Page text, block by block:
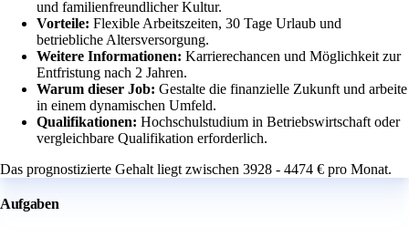
und familienfreundlicher Kultur.
Vorteile: Flexible Arbeitszeiten, 30 Tage Urlaub und
betriebliche Altersversorgung.
Weitere Informationen: Karrierechancen und Möglichkeit zur
Entfristung nach 2 Jahren.
Warum dieser Job: Gestalte die finanzielle Zukunft und arbeite
in einem dynamischen Umfeld.
Qualifikationen: Hochschulstudium in Betriebswirtschaft oder
vergleichbare Qualifikation erforderlich.
Das prognostizierte Gehalt liegt zwischen 3928 - 4474 € pro Monat.
Aufgaben